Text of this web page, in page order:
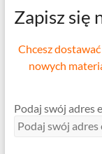
Zapisz się
Chcesz
nowych
Podaj swój adres